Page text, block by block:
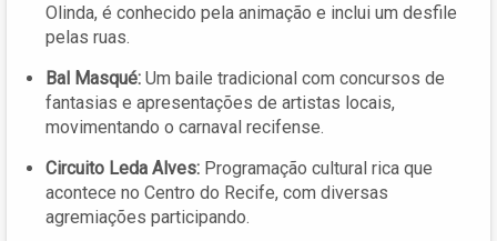
Olinda, é conhecido pela animação e inclui um desfile
pelas ruas.
Bal Masqué: Um baile tradicional com concursos de
fantasias e apresentações de artistas locais,
movimentando o carnaval recifense.
Circuito Leda Alves: Programação cultural rica que
acontece no Centro do Recife, com diversas
agremiações participando.